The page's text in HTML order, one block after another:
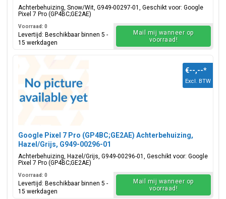
Achterbehuizing, Snow/Wit, G949-00297-01, Geschikt voor: Google
Pixel 7 Pro (GP4BC;GE2AE)
Voorraad: 0
Levertijd: Beschikbaar binnen 5 -
15 werkdagen
Mail mij wanneer op
voorraad!
Google Pixel 7 Pro (GP4BC;GE2AE) Achterbehuizing,
Hazel/Grijs, G949-00296-01
Achterbehuizing, Hazel/Grijs, G949-00296-01, Geschikt voor: Google
Pixel 7 Pro (GP4BC;GE2AE)
€--,--*
Excl. BTW
Voorraad: 0
Levertijd: Beschikbaar binnen 5 -
15 werkdagen
Mail mij wanneer op
voorraad!